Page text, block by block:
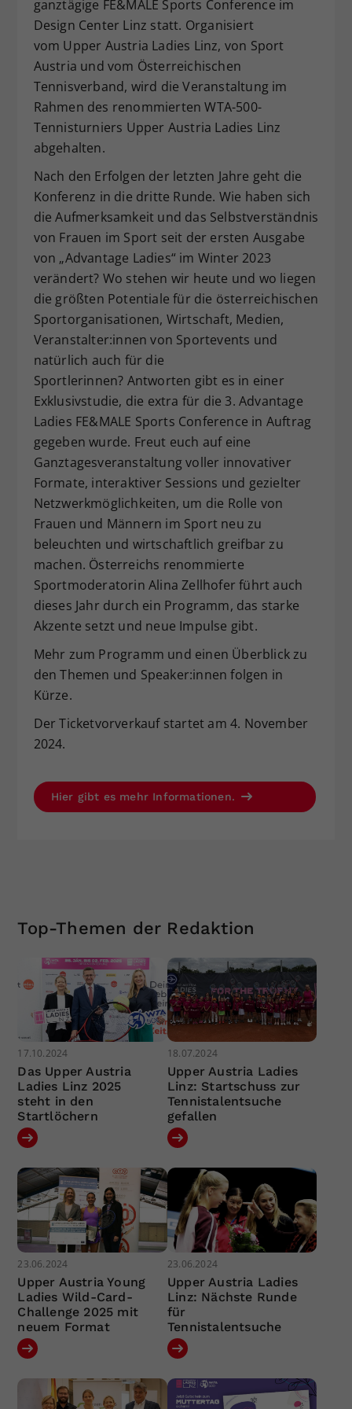
ganztägige FE&MALE Sports Conference im
Design Center Linz statt. Organisiert
vom Upper Austria Ladies Linz, von Sport
Austria und vom Österreichischen
Tennisverband, wird die Veranstaltung im
Rahmen des renommierten WTA-500-
Tennisturniers Upper Austria Ladies Linz
abgehalten.
Nach den Erfolgen der letzten Jahre geht die
Konferenz in die dritte Runde. Wie haben sich
die Aufmerksamkeit und das Selbstverständnis
von Frauen im Sport seit der ersten Ausgabe
von „Advantage Ladies“ im Winter 2023
verändert? Wo stehen wir heute und wo liegen
die größten Potentiale für die österreichischen
Sportorganisationen, Wirtschaft, Medien,
Veranstalter:innen von Sportevents und
natürlich auch für die
Sportlerinnen? Antworten gibt es in einer
Exklusivstudie, die extra für die 3. Advantage
Ladies FE&MALE Sports Conference in Auftrag
gegeben wurde. Freut euch auf eine
Ganztagesveranstaltung voller innovativer
Formate, interaktiver Sessions und gezielter
Netzwerkmöglichkeiten, um die Rolle von
Frauen und Männern im Sport neu zu
beleuchten und wirtschaftlich greifbar zu
machen. Österreichs renommierte
Sportmoderatorin Alina Zellhofer führt auch
dieses Jahr durch ein Programm, das starke
Akzente setzt und neue Impulse gibt.
Mehr zum Programm und einen Überblick zu
den Themen und Speaker:innen folgen in
Kürze.
Der Ticketvorverkauf startet am 4. November
2024.
Hier gibt es mehr Informationen.
Top-Themen der Redaktion
17.10.2024
Das Upper Austria
Ladies Linz 2025
steht in den
Startlöchern
18.07.2024
Upper Austria Ladies
Linz: Startschuss zur
Tennistalentsuche
gefallen
23.06.2024
Upper Austria Young
Ladies Wild-Card-
Challenge 2025 mit
neuem Format
23.06.2024
Upper Austria Ladies
Linz: Nächste Runde
für
Tennistalentsuche
Zweck
Dieser Wert speichert Ihre Consent-
Einstellungen. Unter anderem eine
zufällig generierte ID, für die
historische Speicherung Ihrer
vorgenommen Einstellungen, falls der
Webseiten-Betreiber dies eingestellt
hat.